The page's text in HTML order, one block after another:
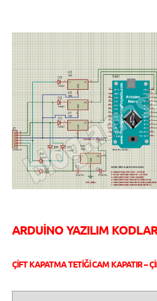
ARDUİNO YAZILIM
ÇİFT KAPATMA TETİĞİ CAM KAPATIR –